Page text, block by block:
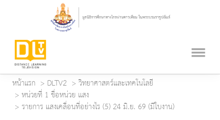
หน้าแรก DLTV2
วิทยาศาสตร์และเทคโนโลยี
หน่วยที่ 1 ชื่อหน่วย แสง
รายการ แสงเคลื่อนที่อย่างไร (5) 24 มิ.ย. 69 (มีใบงาน)